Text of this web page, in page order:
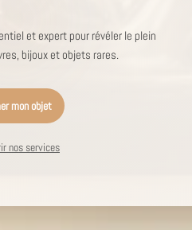
et expert pour révéler le plein
bijoux et objets rares.
mon objet
nos services